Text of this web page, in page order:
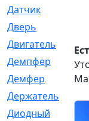
Датчик
Дверь
Двигатель
Демпфер
Демфер
Держатель
Диодный